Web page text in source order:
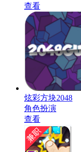
查看
炫彩方块2048
角色扮演
查看